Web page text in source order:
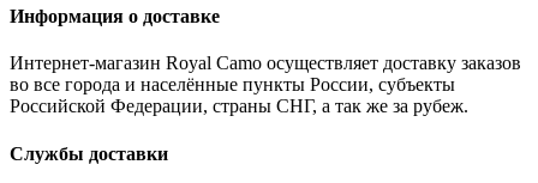
Информация о доставке
Интернет-магазин Royal Camo осуществляет доставку заказов
во все города и населённые пункты России, субъекты
Российской Федерации, страны СНГ, а так же за рубеж.
Службы доставки